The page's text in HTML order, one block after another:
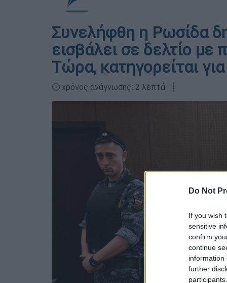
Do Not
If you wish
sensitive
confirm
continue
information
further
Συνελήφθη η Ρωσίδα
εισβάλει σε δελτίο με
Τώρα, κατηγορείται
🕛 χρόνος ανάγνωσης: 2 λεπτά ┋